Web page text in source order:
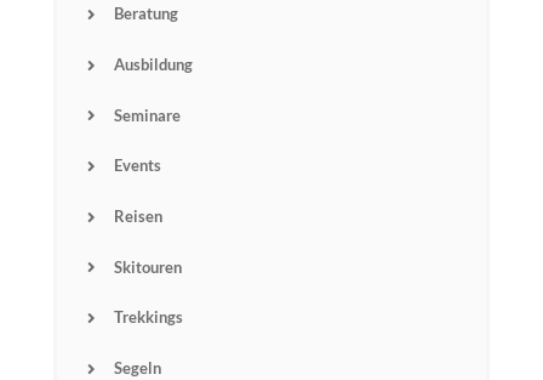
Beratung
Ausbildung
Seminare
Events
Reisen
Skitouren
Trekkings
Segeln